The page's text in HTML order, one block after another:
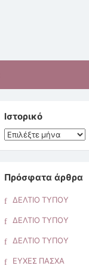
Ιστορικό
Ιστορικό
Πρόσφατα άρθρα
ΔΕΛΤΙΟ ΤΥΠΟΥ
ΔΕΛΤΙΟ ΤΥΠΟΥ
ΔΕΛΤΙΟ ΤΥΠΟΥ
ΕΥΧΕΣ ΠΑΣΧΑ